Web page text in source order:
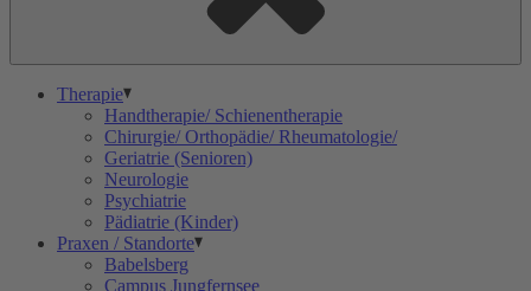
Therapie
Handtherapie/ Schienentherapie
Chirurgie/ Orthopädie/ Rheumatologie/
Geriatrie (Senioren)
Neurologie
Psychiatrie
Pädiatrie (Kinder)
Praxen / Standorte
Babelsberg
Campus Jungfernsee